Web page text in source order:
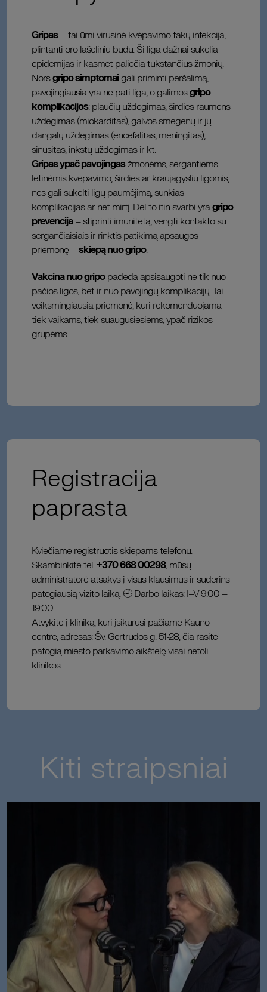
Gripas– tai ūmi virusinė kvėpavimo takų infekcija,
plintanti oro lašeliniu būdu. Ši liga dažnai sukelia
epidemijas ir kasmet paliečia tūkstančius žmonių.
Norsgripo simptomaigali priminti peršalimą,
pavojingiausia yra ne pati liga, o galimosgripo
komplikacijos: plaučių uždegimas, širdies raumens
uždegimas (miokarditas), galvos smegenų ir jų
dangalų uždegimas (encefalitas, meningitas),
sinusitas, inkstų uždegimas ir kt.
Gripas ypač pavojingasžmonėms, sergantiems
lėtinėmis kvėpavimo, širdies ar kraujagyslių ligomis,
nes gali sukelti ligų paūmėjimą, sunkias
komplikacijas ar net mirtį. Dėl to itin svarbi yragripo
prevencija– stiprinti imunitetą, vengti kontakto su
sergančiaisiais ir rinktis patikimą apsaugos
priemonę –skiepą nuo gripo.
Vakcina nuo gripopadeda apsisaugoti ne tik nuo
pačios ligos, bet ir nuo pavojingų komplikacijų. Tai
veiksmingiausia priemonė, kuri rekomenduojama
tiek vaikams, tiek suaugusiesiems, ypač rizikos
grupėms.
Registracija
paprasta
Kviečiame registruotis skiepams telefonu.
Skambinkite tel. +370 668 00298, mūsų
administratorė atsakys į visus klausimus ir suderins
patogiausią vizito laiką. 🕘 Darbo laikas: I–V 9:00 –
19:00
Atvykite į kliniką, kuri įsikūrusi pačiame Kauno
centre, adresas: Šv. Gertrūdos g. 51-28, čia rasite
patogią miesto parkavimo aikštelę visai netoli
klinikos.
Kiti straipsniai